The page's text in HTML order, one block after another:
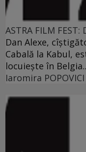
ASTRA FILM
Dan Alexe,
Cabală la Kabul,
locuieşte în
Iaromira POPOVICI